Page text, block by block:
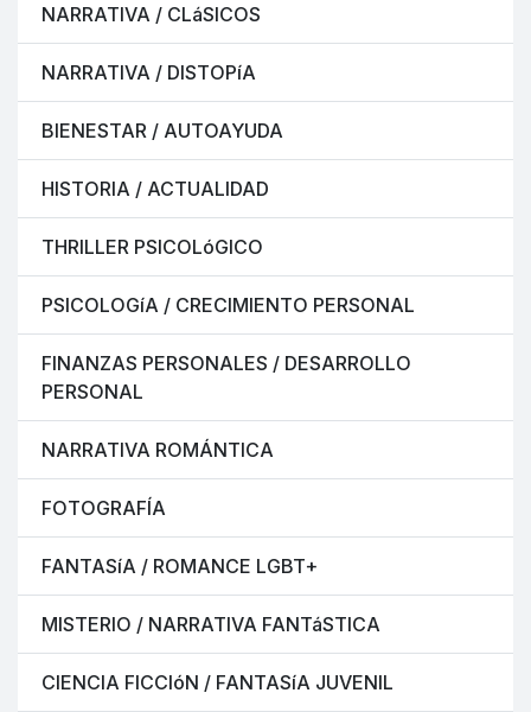
NARRATIVA / CLáSICOS
NARRATIVA / DISTOPíA
BIENESTAR / AUTOAYUDA
HISTORIA / ACTUALIDAD
THRILLER PSICOLóGICO
PSICOLOGíA / CRECIMIENTO PERSONAL
FINANZAS PERSONALES / DESARROLLO
PERSONAL
NARRATIVA ROMÁNTICA
FOTOGRAFÍA
FANTASíA / ROMANCE LGBT+
MISTERIO / NARRATIVA FANTáSTICA
CIENCIA FICCIóN / FANTASíA JUVENIL